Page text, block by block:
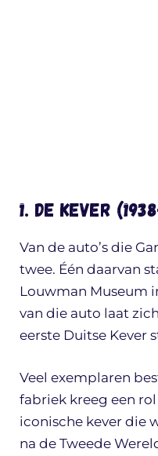
1. De Kever
Van de auto’s die
twee. Één daarvan
Louwman Museum
van die auto laat
eerste Duitse Kever
Veel exemplaren
fabriek kreeg een
iconische kever die
na de Tweede